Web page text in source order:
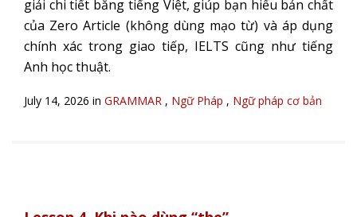
giải chi tiết bằng tiếng Việt, giúp bạn hiểu bản chất
của Zero Article (không dùng mạo từ) và áp dụng
chính xác trong giao tiếp, IELTS cũng như tiếng
Anh học thuật.
July 14, 2026 in GRAMMAR , Ngữ Pháp , Ngữ pháp cơ bản